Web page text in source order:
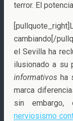
terror. El
cambiando[/
el Sevilla ha
ilusionado a su
informativos ha
marca
sin
nerviosismo